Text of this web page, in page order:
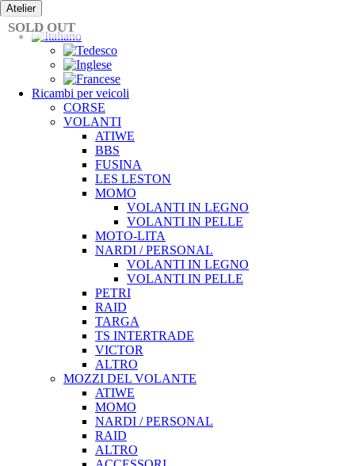
Vai
al
contenuto
Atelier
Ricambi per veicoli
CORSE
VOLANTI
ATIWE
BBS
FUSINA
LES LESTON
MOMO
VOLANTI IN LEGNO
VOLANTI IN PELLE
MOTO-LITA
NARDI / PERSONAL
VOLANTI IN LEGNO
VOLANTI IN PELLE
PETRI
RAID
TARGA
TS INTERTRADE
VICTOR
ALTRO
MOZZI DEL VOLANTE
ATIWE
MOMO
NARDI / PERSONAL
RAID
ALTRO
SOLD OUT